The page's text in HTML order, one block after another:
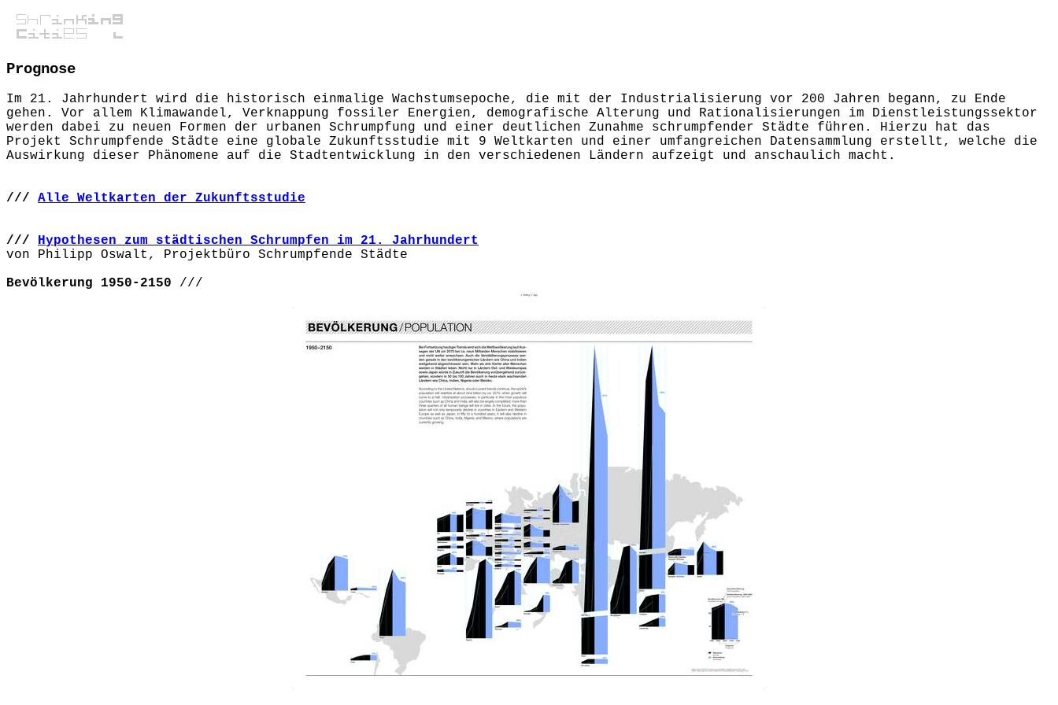
Prognose
Im 21. Jahrhundert wird die historisch einmalige Wachstumsepoche, die mit der Industrialisierung vor 200 Jahren begann, zu Ende
gehen. Vor allem Klimawandel, Verknappung fossiler Energien, demografische Alterung und Rationalisierungen im Dienstleistungssektor
werden dabei zu neuen Formen der urbanen Schrumpfung und einer deutlichen Zunahme schrumpfender Städte führen. Hierzu hat das
Projekt Schrumpfende Städte eine globale Zukunftsstudie mit 9 Weltkarten und einer umfangreichen Datensammlung erstellt, welche die
Auswirkung dieser Phänomene auf die Stadtentwicklung in den verschiedenen Ländern aufzeigt und anschaulich macht.
/// Alle Weltkarten der Zukunftsstudie
/// Hypothesen zum städtischen Schrumpfen im 21. Jahrhundert
von Philipp Oswalt, Projektbüro Schrumpfende Städte
Bevölkerung 1950-2150 ///